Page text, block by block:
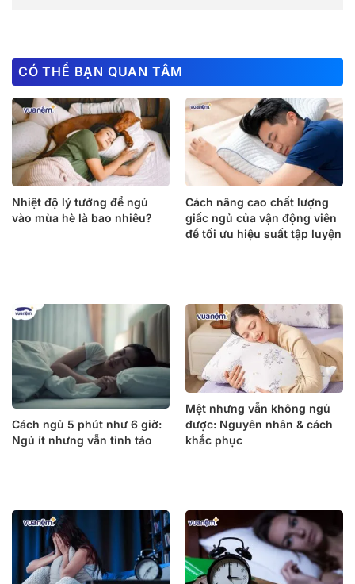
CÓ THỂ BẠN QUAN TÂM
Nhiệt độ lý tưởng để ngủ
vào mùa hè là bao nhiêu?
Cách nâng cao chất lượng
giấc ngủ của vận động viên
để tối ưu hiệu suất tập luyện
Cách ngủ 5 phút như 6 giờ:
Ngủ ít nhưng vẫn tỉnh táo
Mệt nhưng vẫn không ngủ
được: Nguyên nhân & cách
khắc phục